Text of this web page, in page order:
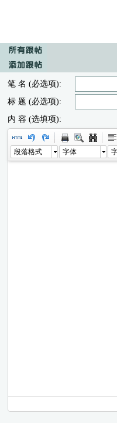
笔 名 (必选项):
标 题 (必选项):
内 容 (选填项):
段落格式 字体